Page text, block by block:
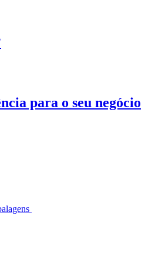
para o seu negócio